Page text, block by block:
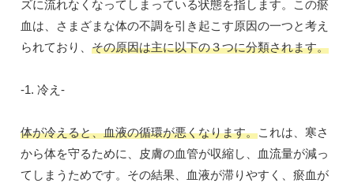
ズに流れなくなってしまっている状態を指します。この瘀
血は、さまざまな体の不調を引き起こす原因の一つと考え
られており、 その原因は主に以下の３つに分類されます。
-1. 冷え-
体が冷えると、血液の循環が悪くなります。これは、寒さ
から体を守るために、皮膚の血管が収縮し、血流量が減っ
てしまうためです。その結果、血液が滞りやすく、瘀血が